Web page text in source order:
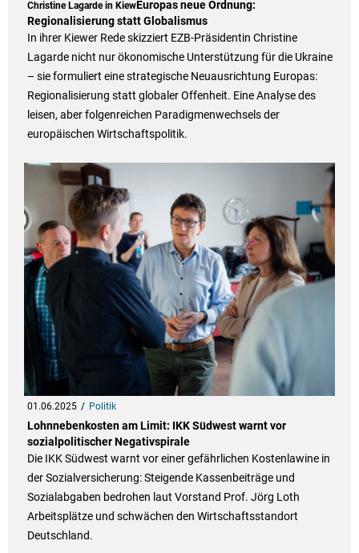
Christine Lagarde in KiewEuropas neue Ordnung:
Regionalisierung statt Globalismus
In ihrer Kiewer Rede skizziert EZB-Präsidentin Christine
Lagarde nicht nur ökonomische Unterstützung für die Ukraine
– sie formuliert eine strategische Neuausrichtung Europas:
Regionalisierung statt globaler Offenheit. Eine Analyse des
leisen, aber folgenreichen Paradigmenwechsels der
europäischen Wirtschaftspolitik.
01.06.2025 Politik
Lohnnebenkosten am Limit: IKK Südwest warnt vor
sozialpolitischer Negativspirale
Die IKK Südwest warnt vor einer gefährlichen Kostenlawine in
der Sozialversicherung: Steigende Kassenbeiträge und
Sozialabgaben bedrohen laut Vorstand Prof. Jörg Loth
Arbeitsplätze und schwächen den Wirtschaftsstandort
Deutschland.